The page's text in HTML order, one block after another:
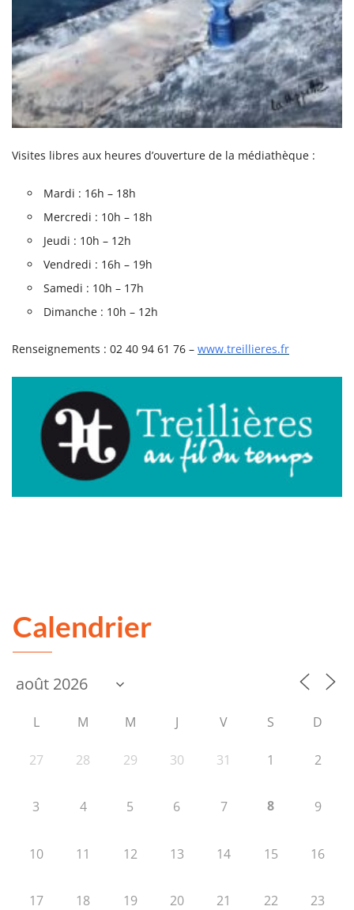
Visites libres aux heures d’ouverture de la médiathèque :
Mardi : 16h – 18h
Mercredi : 10h – 18h
Jeudi : 10h – 12h
Vendredi : 16h – 19h
Samedi : 10h – 17h
Dimanche : 10h – 12h
Renseignements : 02 40 94 61 76 – www.treillieres.fr
Calendrier
L M M J V S D
27 28 29 30 31 1 2
3 4 5 6 7 8 9
10 11 12 13 14 15 16
17 18 19 20 21 22 23